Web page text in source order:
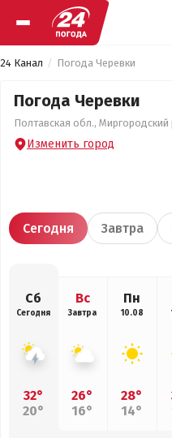
24 Канал Погода Черевки
Погода Черевки
Полтавская обл., Миргородский
Изменить город
Сегодня Завтра
Сб
Сегодня
32°
20°
Вс
Завтра
26°
16°
Пн
10.08
28°
14°